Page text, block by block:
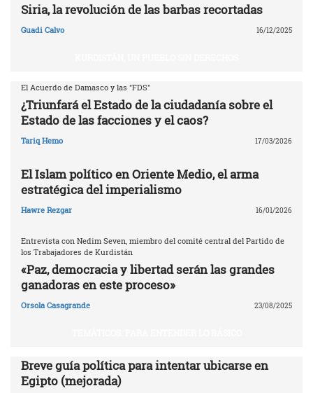
Siria, la revolución de las barbas recortadas
Guadi Calvo 16/12/2025
El Acuerdo de Damasco y las "FDS"
¿Triunfará el Estado de la ciudadanía sobre el
Estado de las facciones y el caos?
Tariq Hemo 17/03/2026
El Islam político en Oriente Medio, el arma
estratégica del imperialismo
Hawre Rezgar 16/01/2026
Entrevista con Nedim Seven, miembro del comité central del Partido de
los Trabajadores de Kurdistán
«Paz, democracia y libertad serán las grandes
ganadoras en este proceso»
Orsola Casagrande 23/08/2025
Breve guía política para intentar ubicarse en
Egipto (mejorada)